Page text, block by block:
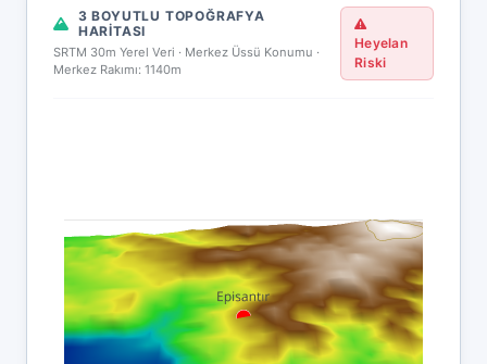
3 BOYUTLU TOPOĞRAFYA
HARITASI
SRTM 30m Yerel Veri · Merkez Üssü Konumu ·
Merkez Rakımı: 1140m
Heyelan
Riski